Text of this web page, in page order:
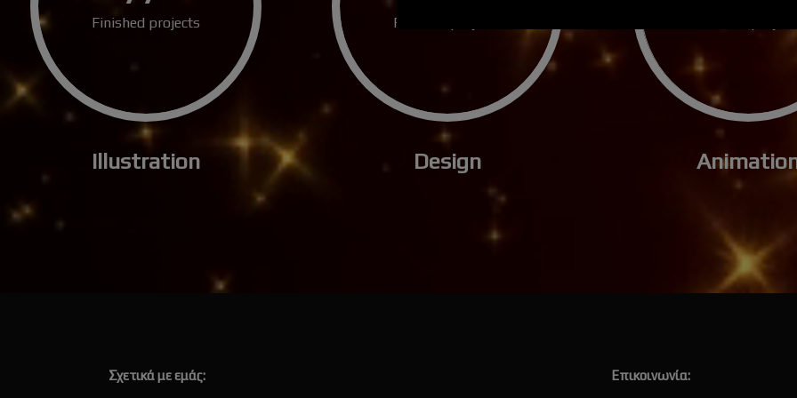
Finished projects
Illustration
Finished projects
Design
Σχετικά με εμάς: Επικοινωνία: